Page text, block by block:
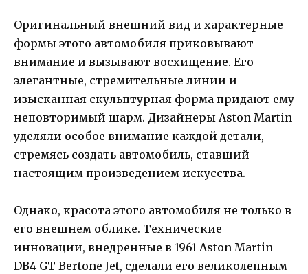
Оригинальный внешний вид и характерные
формы этого автомобиля приковывают
внимание и вызывают восхищение. Его
элегантные, стремительные линии и
изысканная скульптурная форма придают ему
неповторимый шарм. Дизайнеры Aston Martin
уделяли особое внимание каждой детали,
стремясь создать автомобиль, ставший
настоящим произведением искусства.
Однако, красота этого автомобиля не только в
его внешнем облике. Технические
инновации, внедренные в 1961 Aston Martin
DB4 GT Bertone Jet, сделали его великолепным